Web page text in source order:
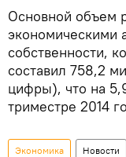
Основной объем
экономическими
собственности,
составил 758,2
цифры), что на
триместре 2014
Экономика Новости